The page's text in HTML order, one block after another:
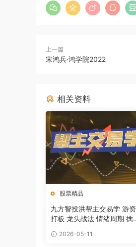
上一篇
宋鸿兵·鸿学院2022
相关资料
股票精品
九方智投洪帮主交易学 游资
打板 龙头战法 情绪周期 擒
2026-05-11